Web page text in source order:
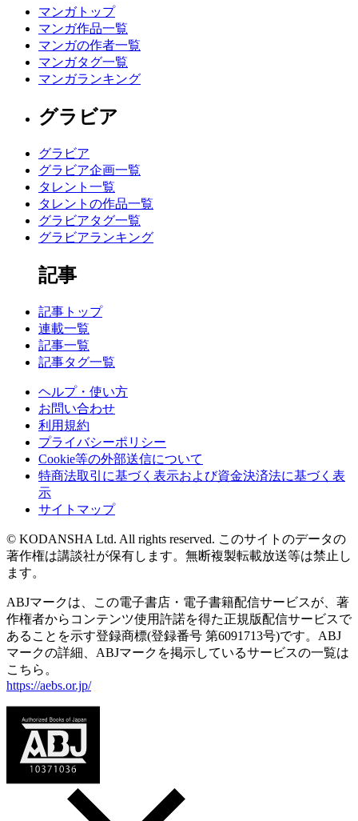
マンガトップ
マンガ作品一覧
マンガの作者一覧
マンガタグ一覧
マンガランキング
グラビア
グラビア
グラビア企画一覧
タレント一覧
タレントの作品一覧
グラビアタグ一覧
グラビアランキング
記事
記事トップ
連載一覧
記事一覧
記事タグ一覧
ヘルプ・使い方
お問い合わせ
利用規約
プライバシーポリシー
Cookie等の外部送信について
特商法取引に基づく表示および資金決済法に基づく表
示
サイトマップ
© KODANSHA Ltd. All rights reserved. このサイトのデータの
著作権は講談社が保有します。無断複製転載放送等は禁止し
ます。
ABJマークは、この電子書店・電子書籍配信サービスが、著
作権者からコンテンツ使用許諾を得た正規版配信サービスで
あることを示す登録商標(登録番号 第6091713号)です。ABJ
マークの詳細、ABJマークを掲示しているサービスの一覧は
こちら。
https://aebs.or.jp/